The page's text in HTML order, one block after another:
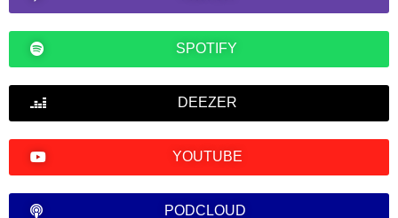
SPOTIFY
DEEZER
YOUTUBE
PODCLOUD